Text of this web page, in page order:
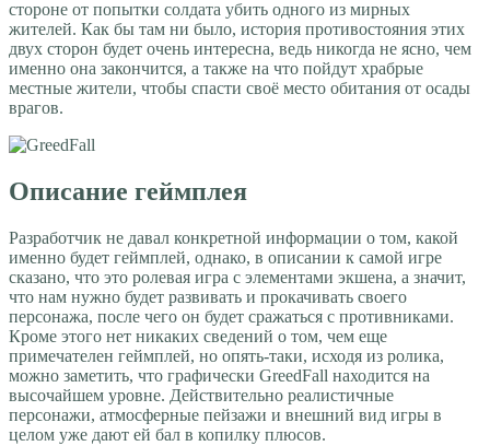
стороне от попытки солдата убить одного из мирных
жителей. Как бы там ни было, история противостояния этих
двух сторон будет очень интересна, ведь никогда не ясно, чем
именно она закончится, а также на что пойдут храбрые
местные жители, чтобы спасти своё место обитания от осады
врагов.
Описание геймплея
Разработчик не давал конкретной информации о том, какой
именно будет геймплей, однако, в описании к самой игре
сказано, что это ролевая игра с элементами экшена, а значит,
что нам нужно будет развивать и прокачивать своего
персонажа, после чего он будет сражаться с противниками.
Кроме этого нет никаких сведений о том, чем еще
примечателен геймплей, но опять-таки, исходя из ролика,
можно заметить, что графически GreedFall находится на
высочайшем уровне. Действительно реалистичные
персонажи, атмосферные пейзажи и внешний вид игры в
целом уже дают ей бал в копилку плюсов.